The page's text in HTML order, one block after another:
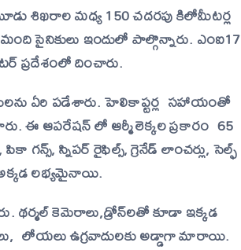
శిఖరాల మధ్య 150 చదరపు కిలోమీటర్ల
సైనికులు ఇందులో పాల్గొన్నారు. ఎంఐ17
ప్రదేశంలో దించారు.
ఏరి పడేశారు. హెలికాప్టర్ల సహాయంతో
ఈ ఆపరేషన్ లో ఆర్మీ లెక్కల ప్రకారం 65
గన్స్, స్నిపర్ రైఫిల్స్, గ్రెనేడ్ లాంచర్లు, సెల్ఫ్
లభ్యమైనాయి.
థర్మల్ కెమెరాలు,డ్రోన్‌లతో కూడా ఇక్కడ
లోయలు ఉగ్రవాదులకు అడ్డాగా మారాయి.